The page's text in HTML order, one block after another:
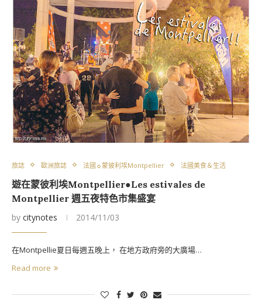
旅誌 歐洲旅誌 法國☼蒙彼利埃Montpellier 法國美食＆生活
遊在蒙彼利埃Montpellier●Les estivales de
Montpellier 週五夜特色市集盛宴
by citynotes 2014/11/03
在Montpellie夏日每週五晚上， 在地方政府旁的大廣場…
Read more